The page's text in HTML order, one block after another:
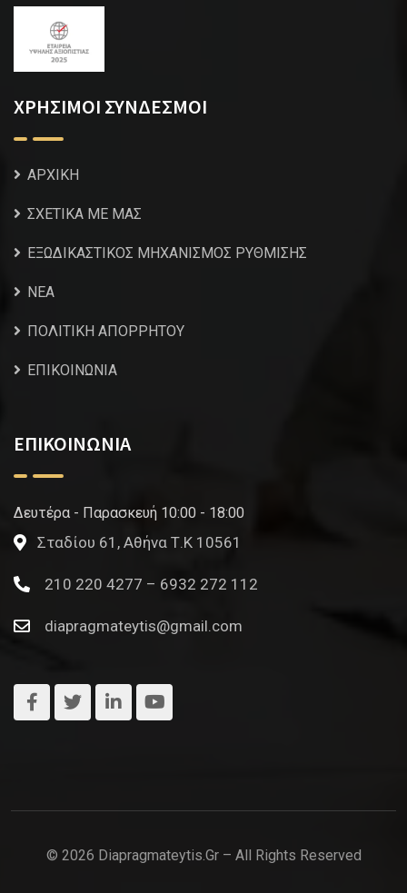
ΧΡΗΣΙΜΟΙ ΣΥΝΔΕΣΜΟΙ
ΑΡΧΙΚΗ
ΣΧΕΤΙΚΑ ΜΕ ΜΑΣ
ΕΞΩΔΙΚΑΣΤΙΚΟΣ ΜΗΧΑΝΙΣΜΟΣ ΡΥΘΜΙΣΗΣ
NEA
ΠΟΛΙΤΙΚΗ ΑΠΟΡΡΗΤΟΥ
ΕΠΙΚΟΙΝΩΝΙΑ
ΕΠΙΚΟΙΝΩΝΙΑ
Δευτέρα - Παρασκευή 10:00 - 18:00
Σταδίου 61, Αθήνα Τ.Κ 10561
210 220 4277 – 6932 272 112
diapragmateytis@gmail.com
© 2026 Diapragmateytis.gr – All Rights Reserved